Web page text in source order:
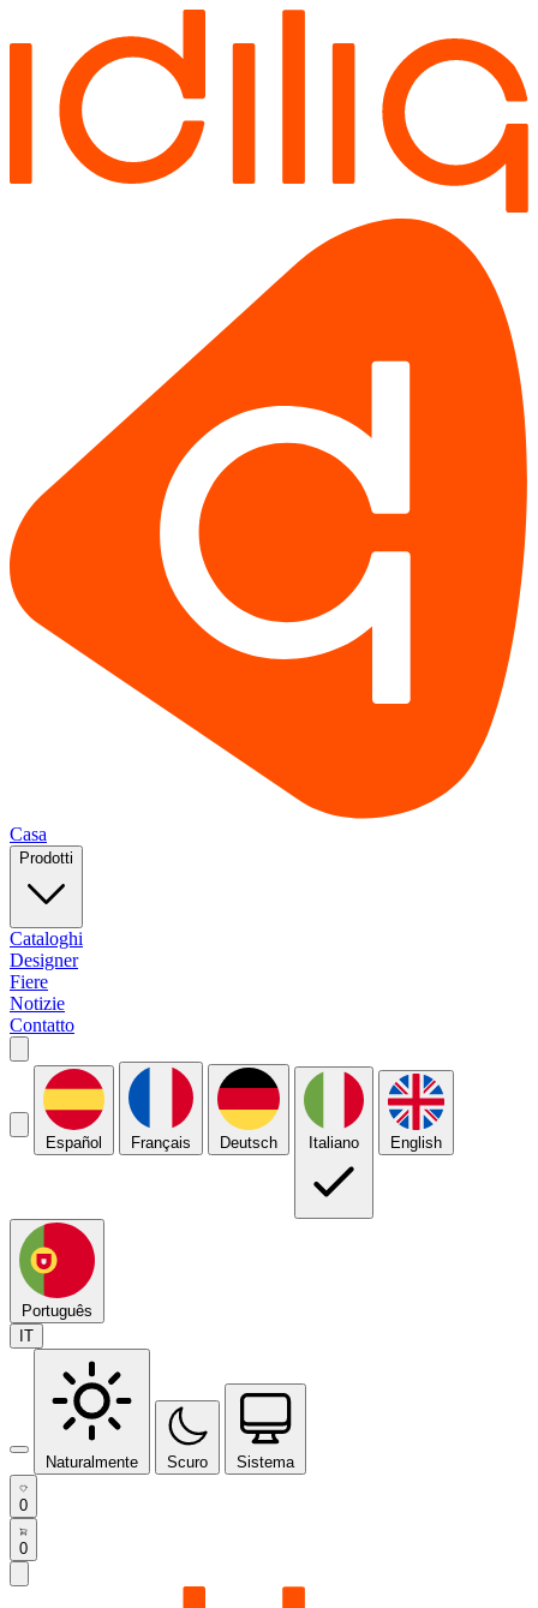
Casa
Prodotti
Cataloghi
Designer
Fiere
Notizie
Contatto
Español Français Deutsch Italiano English
Português
IT
Naturalmente Scuro Sistema
0
0